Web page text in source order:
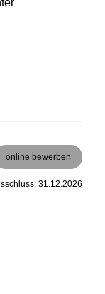
online bewerben
31.12.2026